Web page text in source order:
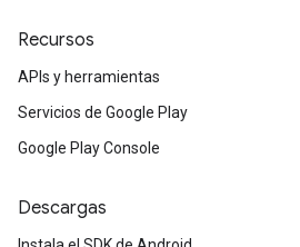
Recursos
APIs y herramientas
Servicios de Google Play
Google Play Console
Descargas